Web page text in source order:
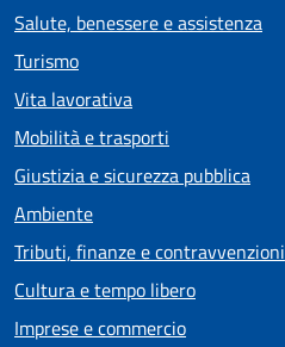
Salute, benessere e assistenza
Turismo
Vita lavorativa
Mobilità e trasporti
Giustizia e sicurezza pubblica
Ambiente
Tributi, finanze e contravvenzioni
Cultura e tempo libero
Imprese e commercio